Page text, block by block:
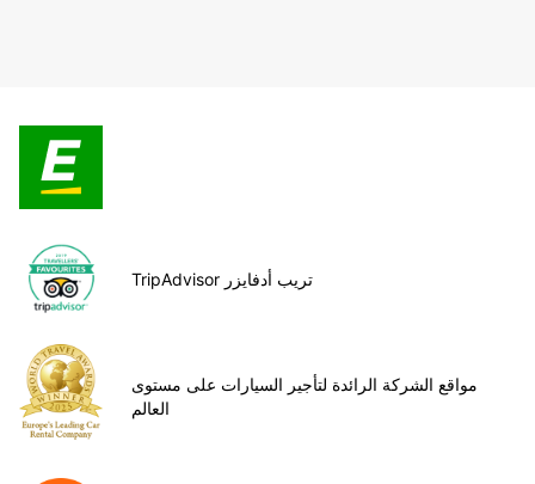
TripAdvisor تريب أدفايزر
مواقع الشركة الرائدة لتأجير السيارات على مستوى
العالم